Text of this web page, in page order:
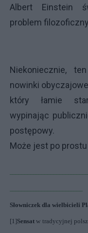
Albert Einstein
problem
Niekoniecznie,
nowinki
który łamie
wypinając
postępowy.
Może jest po prostu
Słowniczek dla wielbicieli
[1]Sensat w tradycyjnej